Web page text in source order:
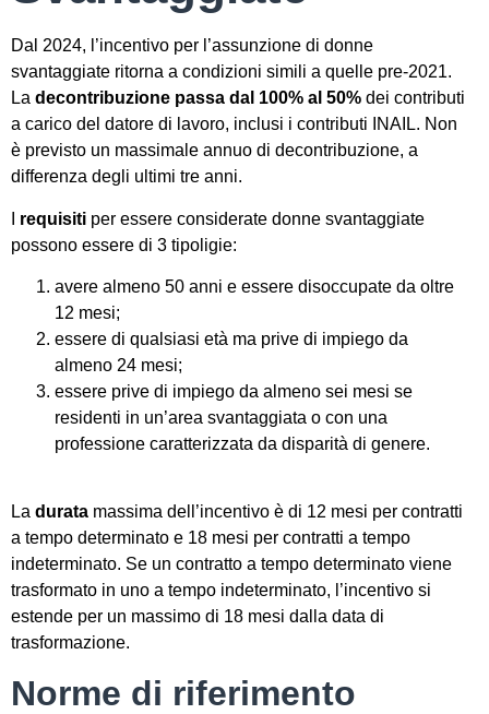
Dal 2024, l’incentivo per l’assunzione di donne
svantaggiate ritorna a condizioni simili a quelle pre-2021.
La decontribuzione passa dal 100% al 50% dei contributi
a carico del datore di lavoro, inclusi i contributi INAIL. Non
è previsto un massimale annuo di decontribuzione, a
differenza degli ultimi tre anni.
requisiti per essere considerate donne svantaggiate
possono essere di 3 tipoligie:
avere almeno 50 anni e essere disoccupate da oltre
12 mesi;
essere di qualsiasi età ma prive di impiego da
almeno 24 mesi;
essere prive di impiego da almeno sei mesi se
residenti in un’area svantaggiata o con una
professione caratterizzata da disparità di genere.
La durata massima dell’incentivo è di 12 mesi per contratti
a tempo determinato e 18 mesi per contratti a tempo
indeterminato. Se un contratto a tempo determinato viene
trasformato in uno a tempo indeterminato, l’incentivo si
estende per un massimo di 18 mesi dalla data di
trasformazione.
Norme di riferimento